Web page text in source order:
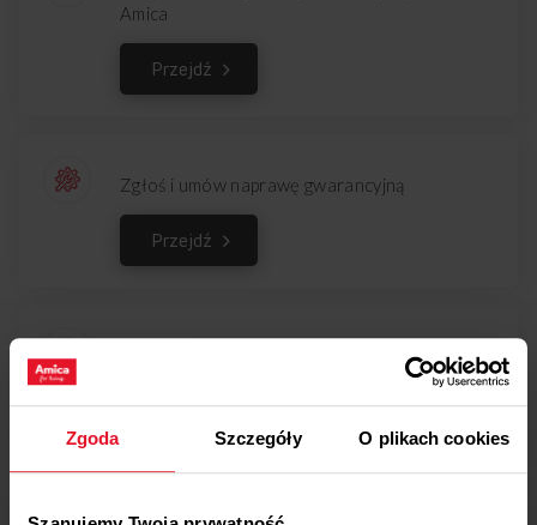
Zgoda Szczegóły O plikach cookies
Amica
Przejdź
Zgłoś i umów naprawę gwarancyjną
Przejdź
Zgłoś i umów naprawę pogwarancyjną
Przejdź